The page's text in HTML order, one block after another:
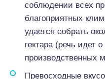
соблюдении всех
благоприятных
удается собрать
гектара (речь идет
производственных
Превосходные